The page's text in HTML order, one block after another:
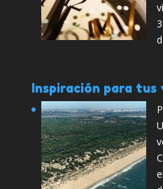
Inspiración para tus